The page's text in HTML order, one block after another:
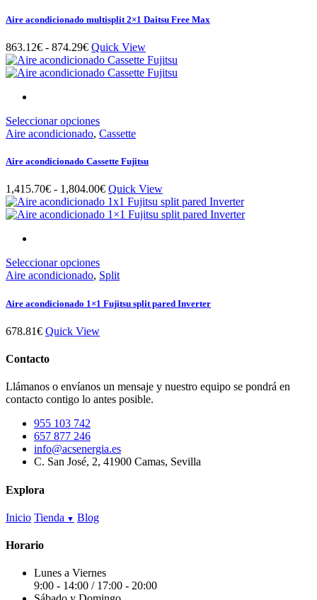
producto
múltiples
Las
opciones
se
pueden
la
página
producto
Aire acondicionado multisplit 2×1 Daitsu Free Max
863.12€ - 874.29€Rango
de
precios:
874.29€
Quick View
Seleccionar opcionesEste
producto
múltiples
Las
opciones
se
pueden
la
página
producto
Aire acondicionado, Cassette
Aire acondicionado Cassette Fujitsu
1,415.70€ - 1,804.00€Rango
de
precios:
Quick View
Seleccionar opcionesEste
producto
múltiples
variantes.
opciones
en
la
Aire acondicionado, Split
Aire acondicionado 1×1 Fujitsu split pared Inverter
678.81€ Quick View
Contacto
Llámanos o envíanos un mensaje y nuestro equipo se pondrá en
contacto contigo lo antes posible.
955 103 742
657 877 246
info@acsenergia.es
C. San José, 2, 41900 Camas, Sevilla
Explora
Inicio Tienda Blog
Horario
Lunes a Viernes
9:00 - 14:00 / 17:00 - 20:00